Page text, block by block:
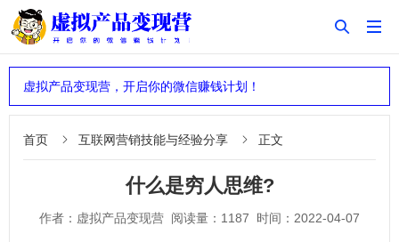


虚拟产品变现营，开启你的微信赚钱计划！
首页  互联网营销技能与经验分享  正文
什么是穷人思维?
作者：虚拟产品变现营 阅读量：1187 时间：2022-04-07